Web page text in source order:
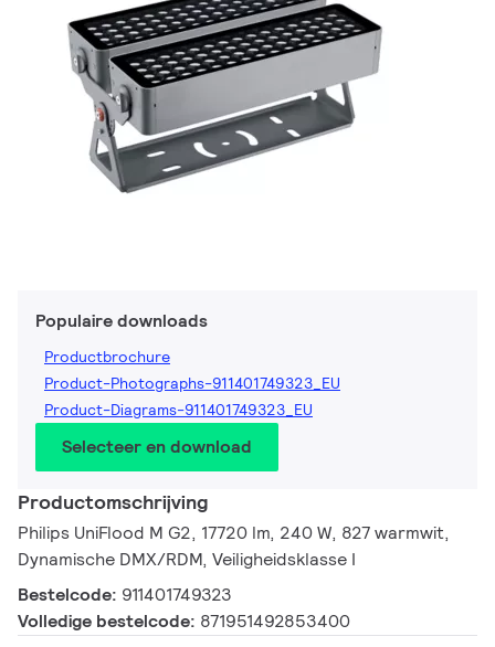
Populaire downloads
Productbrochure
Product-Photographs-911401749323_EU
Product-Diagrams-911401749323_EU
Selecteer en download
Productomschrijving
Philips UniFlood M G2, 17720 lm, 240 W, 827 warmwit,
Dynamische DMX/RDM, Veiligheidsklasse I
Bestelcode: 911401749323
Volledige bestelcode: 871951492853400